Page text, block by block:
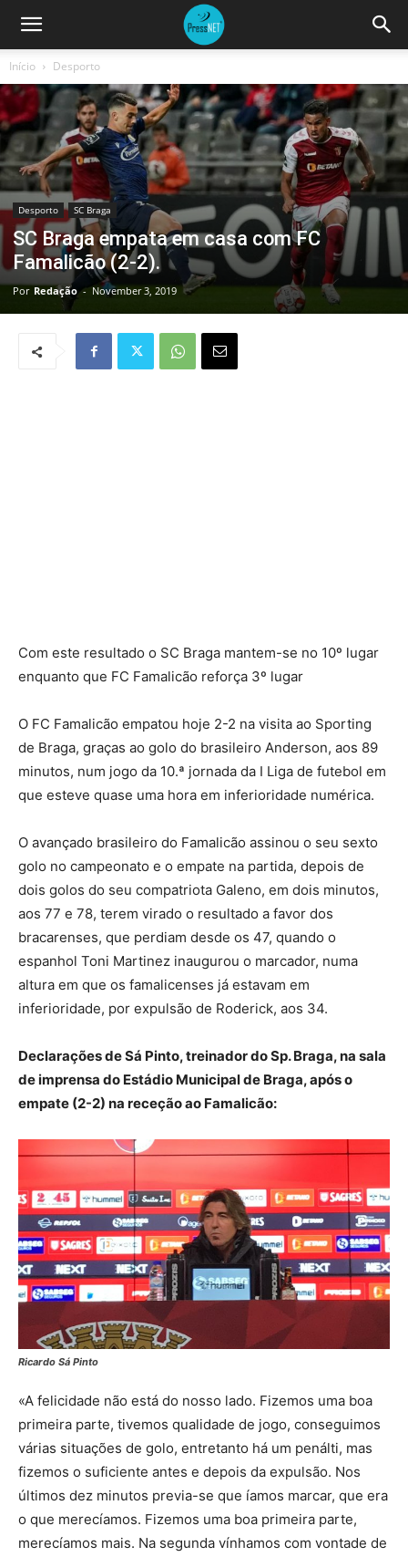
Início Desporto
Desporto SC Braga
SC Braga empata em casa com FC
Famalicão (2-2).
Por Redação - November 3, 2019
Com este resultado o SC Braga mantem-se no 10º lugar
enquanto que FC Famalicão reforça 3º lugar
O FC Famalicão empatou hoje 2-2 na visita ao Sporting
de Braga, graças ao golo do brasileiro Anderson, aos 89
minutos, num jogo da 10.ª jornada da I Liga de futebol em
que esteve quase uma hora em inferioridade numérica.
O avançado brasileiro do Famalicão assinou o seu sexto
golo no campeonato e o empate na partida, depois de
dois golos do seu compatriota Galeno, em dois minutos,
aos 77 e 78, terem virado o resultado a favor dos
bracarenses, que perdiam desde os 47, quando o
espanhol Toni Martinez inaugurou o marcador, numa
altura em que os famalicenses já estavam em
inferioridade, por expulsão de Roderick, aos 34.
Declarações de Sá Pinto, treinador do Sp. Braga, na sala
de imprensa do Estádio Municipal de Braga, após o
empate (2-2) na receção ao Famalicão:
Ricardo Sá Pinto
«A felicidade não está do nosso lado. Fizemos uma boa
primeira parte, tivemos qualidade de jogo, conseguimos
várias situações de golo, entretanto há um penálti, mas
fizemos o suficiente antes e depois da expulsão. Nos
últimos dez minutos previa-se que íamos marcar, que era
o que merecíamos. Fizemos uma boa primeira parte,
merecíamos mais. Na segunda vínhamos com vontade de